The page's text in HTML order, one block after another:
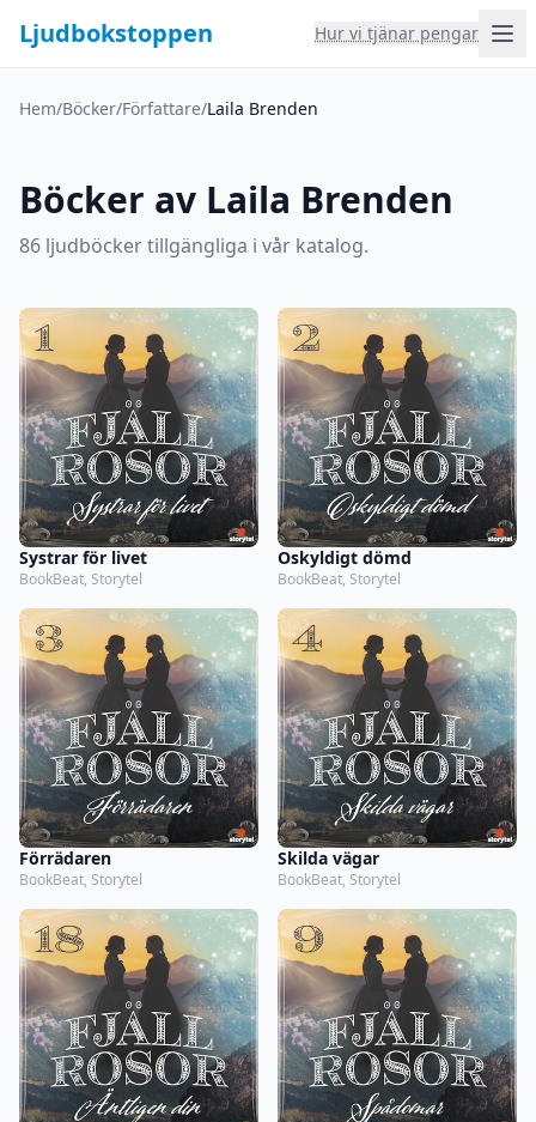
Ljudbokstoppen Hur vi tjänar pengar
Hem/Böcker/Författare/Laila Brenden
Böcker av Laila Brenden
86 ljudböcker tillgängliga i vår katalog.
Systrar för livet
BookBeat, Storytel
Oskyldigt dömd
BookBeat, Storytel
Förrädaren
BookBeat, Storytel
Skilda vägar
BookBeat, Storytel